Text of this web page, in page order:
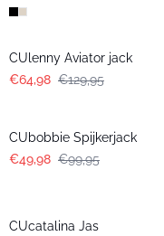
-50%
CUlenny Aviator jack
€64,98 €129,95
CUbobbie Spijkerjack
€49,98 €99,95
CUcatalina Jas